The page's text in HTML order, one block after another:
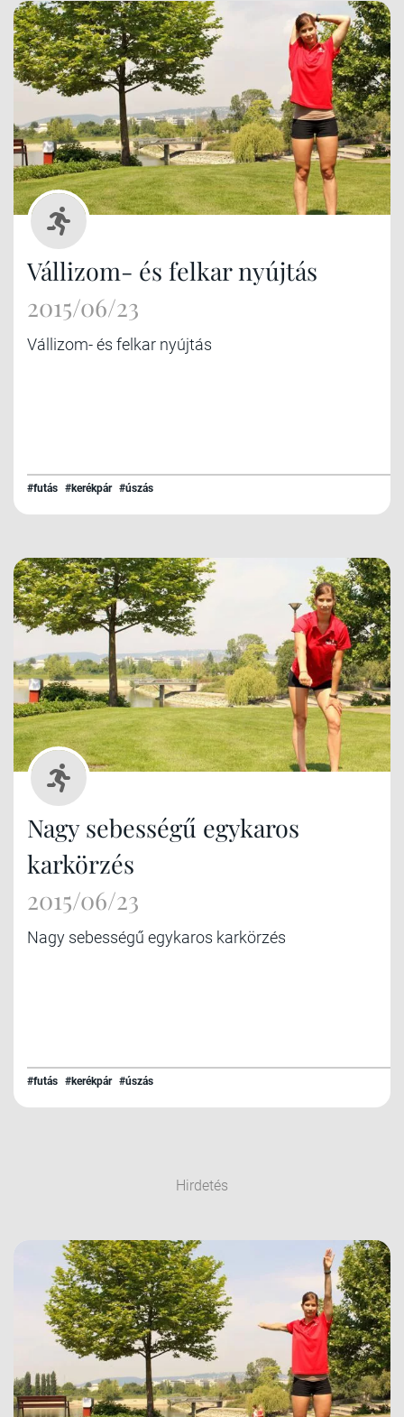
Vállizom- és felkar nyújtás
2015/06/23
Vállizom- és felkar nyújtás
#futás #kerékpár #úszás
Nagy sebességű egykaros
karkörzés
2015/06/23
Nagy sebességű egykaros karkörzés
#futás #kerékpár #úszás
Hirdetés